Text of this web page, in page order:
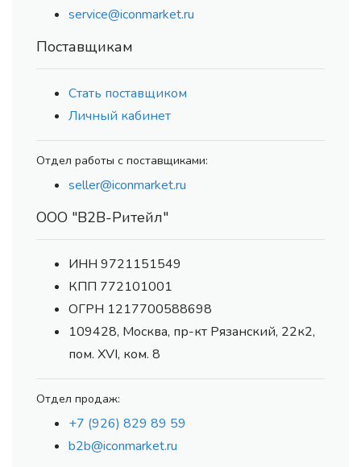
service@iconmarket.ru
Поставщикам
Стать поставщиком
Личный кабинет
Отдел работы с поставщиками:
seller@iconmarket.ru
ООО "В2В-Ритейл"
ИНН 9721151549
КПП 772101001
ОГРН 1217700588698
109428, Москва, пр-кт Рязанский, 22к2,
пом. XVI, ком. 8
Отдел продаж:
+7 (926) 829 89 59
b2b@iconmarket.ru